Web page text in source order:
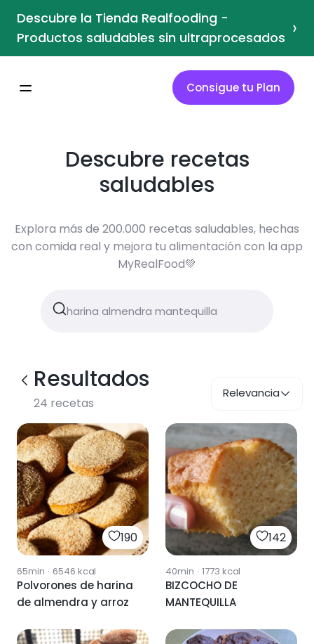
Descubre la Tienda Realfooding -
Productos saludables sin ultraprocesados ›
Consigue tu Plan
Descubre recetas
saludables
Explora más de 200.000 recetas saludables, hechas
con comida real y mejora tu alimentación con la app
MyRealFood💚
Resultados
24 recetas
Relevancia
190
65min · 6546 kcal
Polvorones de harina
de almendra y arroz
142
40min · 1773 kcal
BIZCOCHO DE
MANTEQUILLA